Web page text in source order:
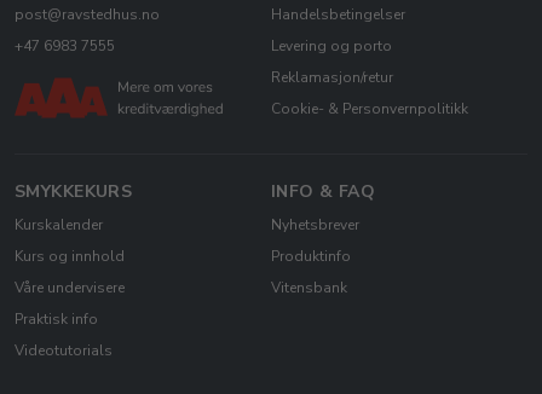
post@ravstedhus.no
+47 6983 7555
Handelsbetingelser
Levering og porto
Reklamasjon/retur
Cookie- & Personvernpolitikk
SMYKKEKURS
Kurskalender
Kurs og innhold
Våre undervisere
Praktisk info
Videotutorials
INFO & FAQ
Nyhetsbrever
Produktinfo
Vitensbank